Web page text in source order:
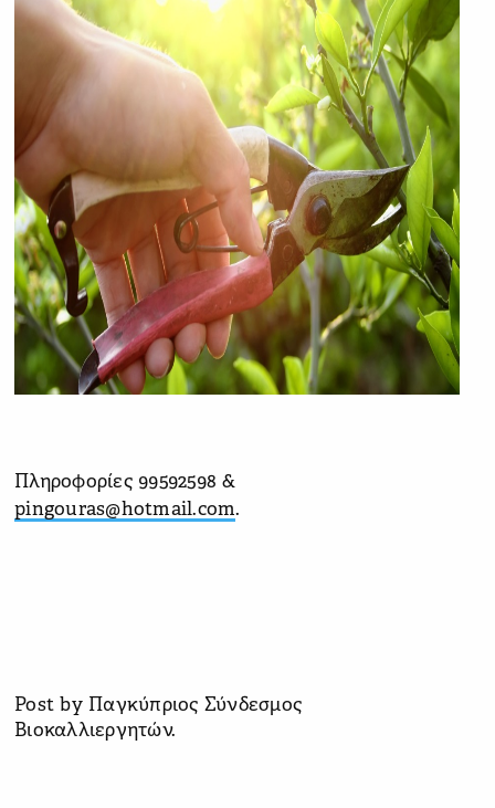
Πληροφορίες 99592598 &
pingouras@hotmail.com.
Post by Παγκύπριος Σύνδεσμος
Βιοκαλλιεργητών.